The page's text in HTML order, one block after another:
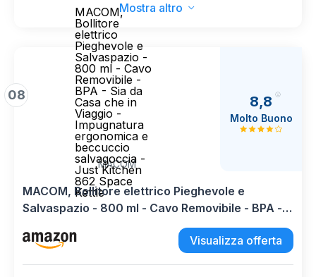
Mostra altro
08
MACOM,
Bollitore
elettrico
Pieghevole e
Salvaspazio -
800 ml - Cavo
Removibile -
BPA - Sia da
Casa che in
Viaggio -
Impugnatura
ergonomica e
beccuccio
salvagoccia -
Just Kitchen
862 Space
Kettle
MACOM
8,8
Molto Buono
MACOM, Bollitore elettrico Pieghevole e
Salvaspazio - 800 ml - Cavo Removibile - BPA -
Sia da Casa che in Viaggio - Impugnatura
ergonomica e beccuccio salvagoccia - Just
Visualizza offerta